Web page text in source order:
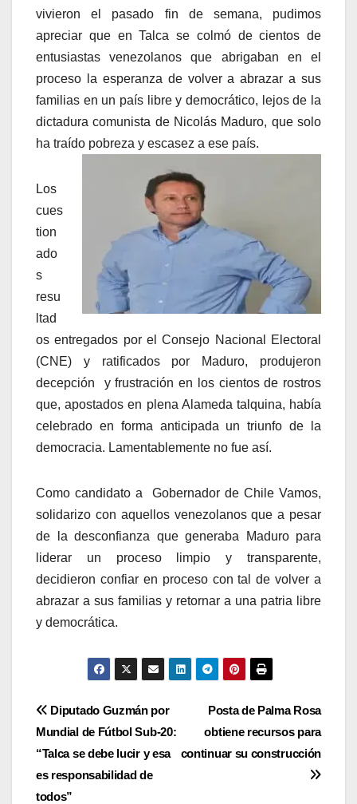
vivieron el pasado fin de semana, pudimos
apreciar que en Talca se colmó de cientos de
entusiastas venezolanos que abrigaban en el
proceso la esperanza de volver a abrazar a sus
familias en un país libre y democrático, lejos de la
dictadura comunista de Nicolás Maduro, que solo
ha traído pobreza y escasez a ese país.
Los
cues
tion
ado
s
resu
ltad
os entregados por el Consejo Nacional Electoral
(CNE) y ratificados por Maduro, produjeron
decepción y frustración en los cientos de rostros
que, apostados en plena Alameda talquina, había
celebrado en forma anticipada un triunfo de la
democracia. Lamentablemente no fue así.
Como candidato a Gobernador de Chile Vamos,
solidarizo con aquellos venezolanos que a pesar
de la desconfianza que generaba Maduro para
liderar un proceso limpio y transparente,
decidieron confiar en proceso con tal de volver a
abrazar a sus familias y retornar a una patria libre
y democrática.
Navegación
de
entradas
Posta de Palma Rosa
obtiene recursos para
continuar su construcción
Diputado Guzmán por
Mundial de Fútbol Sub-20:
“Talca se debe lucir y esa
es responsabilidad de
todos”